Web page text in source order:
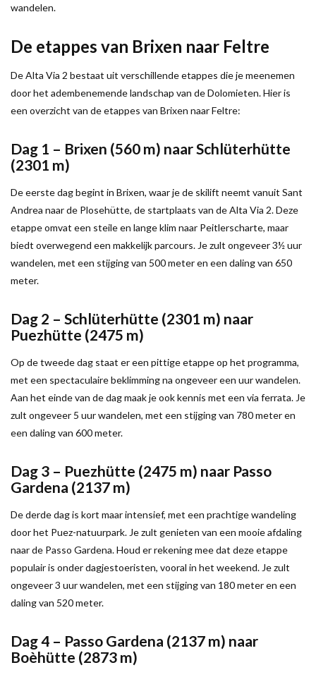
wandelen.
De etappes van Brixen naar Feltre
De Alta Via 2 bestaat uit verschillende etappes die je meenemen
door het adembenemende landschap van de Dolomieten. Hier is
een overzicht van de etappes van Brixen naar Feltre:
Dag 1 – Brixen (560 m) naar Schlüterhütte
(2301 m)
De eerste dag begint in Brixen, waar je de skilift neemt vanuit Sant
Andrea naar de Plosehütte, de startplaats van de Alta Via 2. Deze
etappe omvat een steile en lange klim naar Peitlerscharte, maar
biedt overwegend een makkelijk parcours. Je zult ongeveer 3½ uur
wandelen, met een stijging van 500 meter en een daling van 650
meter.
Dag 2 – Schlüterhütte (2301 m) naar
Puezhütte (2475 m)
Op de tweede dag staat er een pittige etappe op het programma,
met een spectaculaire beklimming na ongeveer een uur wandelen.
Aan het einde van de dag maak je ook kennis met een via ferrata. Je
zult ongeveer 5 uur wandelen, met een stijging van 780 meter en
een daling van 600 meter.
Dag 3 – Puezhütte (2475 m) naar Passo
Gardena (2137 m)
De derde dag is kort maar intensief, met een prachtige wandeling
door het Puez-natuurpark. Je zult genieten van een mooie afdaling
naar de Passo Gardena. Houd er rekening mee dat deze etappe
populair is onder dagjestoeristen, vooral in het weekend. Je zult
ongeveer 3 uur wandelen, met een stijging van 180 meter en een
daling van 520 meter.
Dag 4 – Passo Gardena (2137 m) naar
Boèhütte (2873 m)